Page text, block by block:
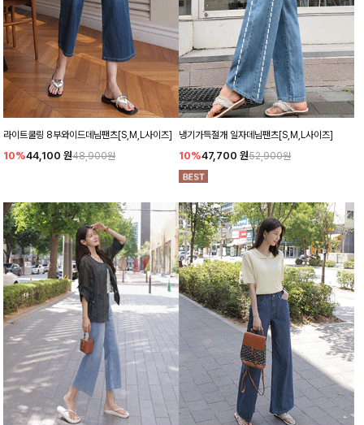
라이트쿨링 8부와이드데님팬츠[S,M,L사이즈]
10%44,100 원48,900원
냉기가득절개 일자데님팬츠[S,M,L사이즈]
10%47,700 원52,900원